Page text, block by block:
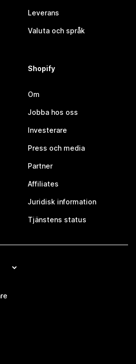
Leverans
Valuta och språk
Shopify
Om
Jobba hos oss
Investerare
Press och media
Partner
Affiliates
Juridisk information
Tjänstens status